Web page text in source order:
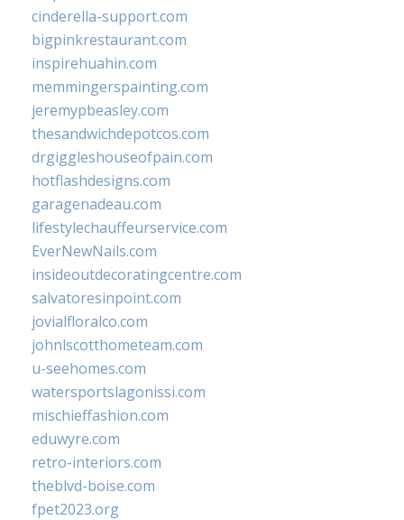
cinderella-support.com
bigpinkrestaurant.com
inspirehuahin.com
memmingerspainting.com
jeremypbeasley.com
thesandwichdepotcos.com
drgiggleshouseofpain.com
hotflashdesigns.com
garagenadeau.com
lifestylechauffeurservice.com
EverNewNails.com
insideoutdecoratingcentre.com
salvatoresinpoint.com
jovialfloralco.com
johnlscotthometeam.com
u-seehomes.com
watersportslagonissi.com
mischieffashion.com
eduwyre.com
retro-interiors.com
theblvd-boise.com
fpet2023.org